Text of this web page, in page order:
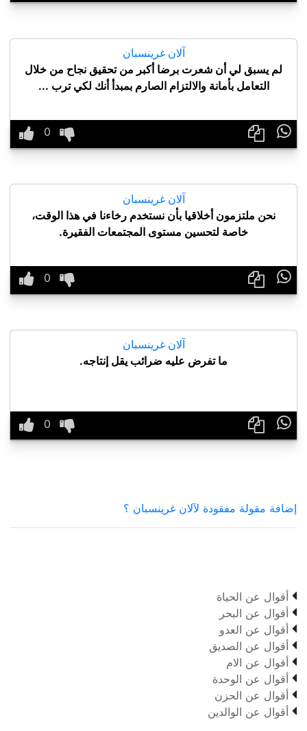
آلان غرينسبان
لم يسبق لي أن شعرت برضا أكبر من تحقيق نجاح من خلال
التعامل بأمانة والالتزام الصارم بمبدأ أنك لكي ترب ...

آلان غرينسبان
نحن ملتزمون أخلاقيا بأن نستخدم رخاءنا في هذا الوقت،
خاصة لتحسين مستوى المجتمعات الفقيرة.

آلان غرينسبان
ما تفرض عليه ضرائب يقل إنتاجه.

إضافة مقولة مفقودة لآلان غرينسبان ؟
 أقوال عن الحياة
 أقوال عن البحر
 أقوال عن العدو
 أقوال عن الصديق
 أقوال عن الام
 أقوال عن الوحدة
 أقوال عن الحزن
 أقوال عن الوالدين